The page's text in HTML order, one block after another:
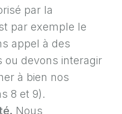
par la
par exemple le
appel à des
ou devons interagir
à bien nos
8 et 9).
Nous